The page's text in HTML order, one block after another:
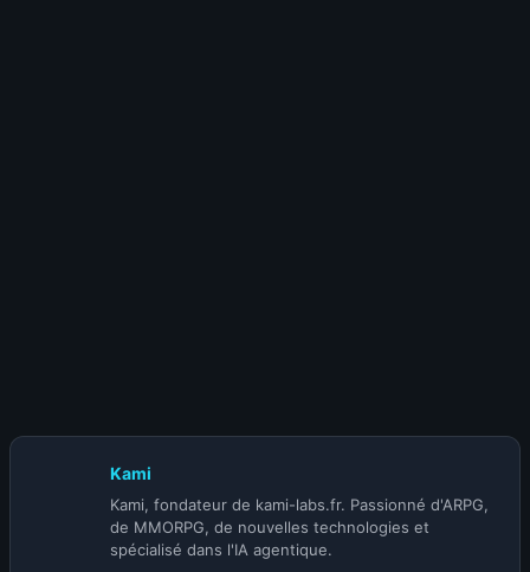
Kami
Kami, fondateur de kami-labs.fr. Passionné d'ARPG,
de MMORPG, de nouvelles technologies et
spécialisé dans l'IA agentique.